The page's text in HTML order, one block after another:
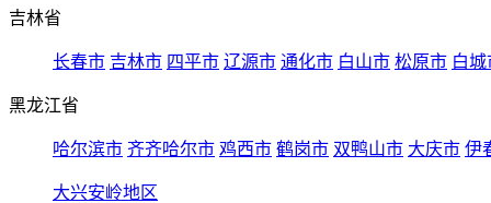
吉林省
长春市 吉林市 四平市 辽源市 通化市 白山市 松原市 白城
黑龙江省
哈尔滨市 齐齐哈尔市 鸡西市 鹤岗市 双鸭山市 大庆市 伊
大兴安岭地区